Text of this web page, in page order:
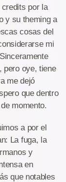
por la
y su theming a
cosas del
mi
pero oye, tiene
me dejó
que dentro
momento.
a por el
La fuga, la
y
en
que notables